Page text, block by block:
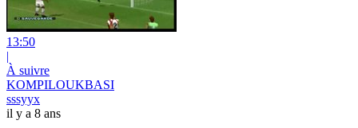
13:50
|
À suivre
KOMPILOUKBASI
sssyyx
il y a 8 ans